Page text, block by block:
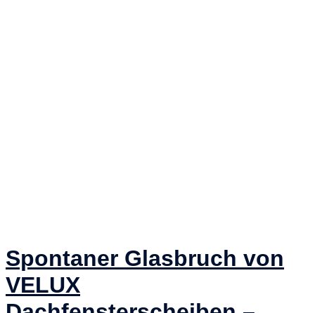
Spontaner Glasbruch von
VELUX